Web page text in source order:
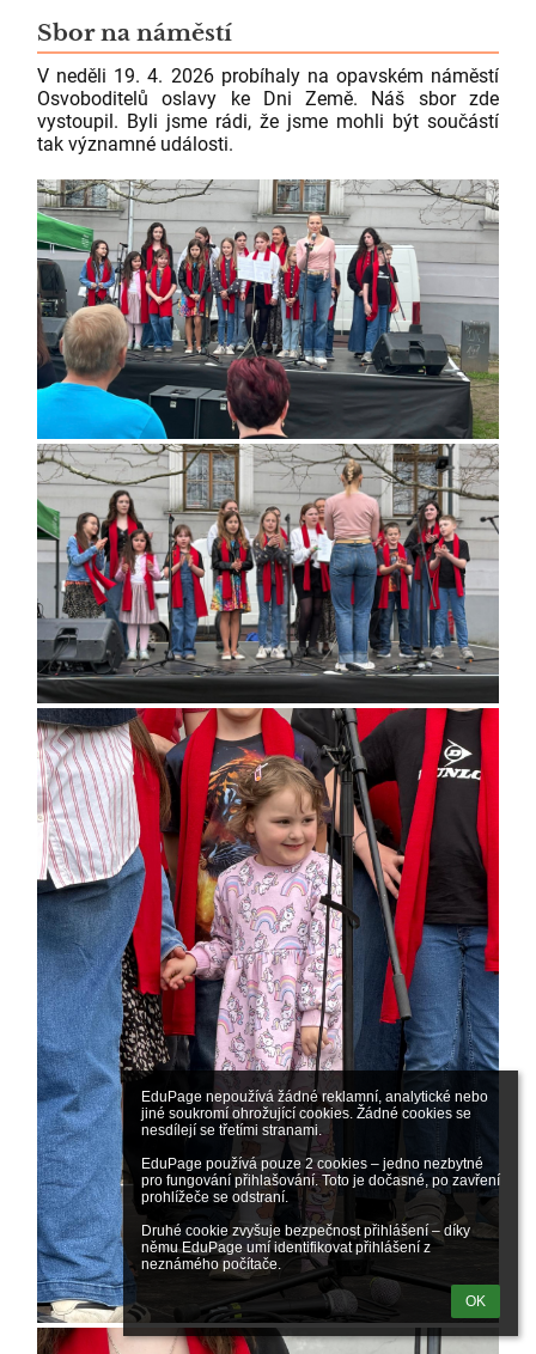
EduPage nepoužívá žádné reklamní, analytické nebo
jiné soukromí ohrožující cookies. Žádné cookies se
nesdílejí se třetími stranami.
EduPage používá pouze 2 cookies – jedno nezbytné
pro fungování přihlašování. Toto je dočasné, po zavření
prohlížeče se odstraní.
Druhé cookie zvyšuje bezpečnost přihlášení – díky
němu EduPage umí identifikovat přihlášení z
neznámého počítače.
OK
Sbor na náměstí
V neděli 19. 4. 2026 probíhaly na opavském náměstí
Osvoboditelů oslavy ke Dni Země. Náš sbor zde
vystoupil. Byli jsme rádi, že jsme mohli být součástí
tak významné události.